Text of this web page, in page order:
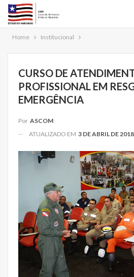
Home Institucional
CURSO DE
PROFISSIONAL EM
EMERGÊNCIA
Por ASCOM
ATUALIZADO EM 3 DE ABRIL DE 2018